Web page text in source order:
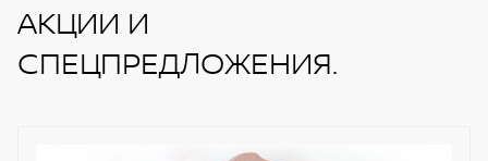
АКЦИИ И
СПЕЦПРЕДЛОЖЕНИЯ.